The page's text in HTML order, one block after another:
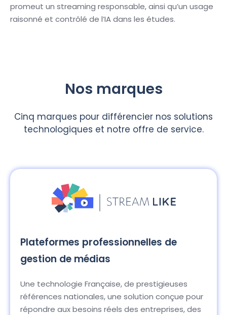
promeut un streaming responsable, ainsi qu’un usage
raisonné et contrôlé de l’IA dans les études.
Nos marques
Cinq marques pour différencier nos solutions
technologiques et notre offre de service.
Plateformes professionnelles de
gestion de médias
Une technologie Française, de prestigieuses
références nationales, une solution conçue pour
répondre aux besoins réels des entreprises, des